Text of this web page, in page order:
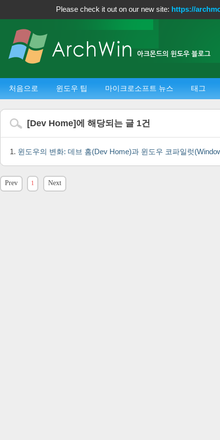
Please check it out on our new site: https://
처음으로 윈도우 팁 마이크로소프트 뉴스 태그
[Dev Home]에 해당되는 글 1건
윈도우의 변화: 데브 홈(Dev Home)과 윈도우 코파일럿
Prev 1 Next